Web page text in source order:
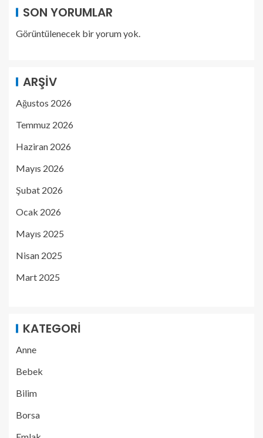
SON YORUMLAR
Görüntülenecek bir yorum yok.
ARŞIV
Ağustos 2026
Temmuz 2026
Haziran 2026
Mayıs 2026
Şubat 2026
Ocak 2026
Mayıs 2025
Nisan 2025
Mart 2025
KATEGORI
Anne
Bebek
Bilim
Borsa